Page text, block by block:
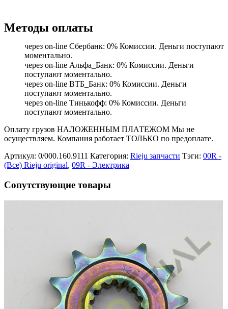
Методы оплаты
через on-line Сбербанк: 0% Комиссии. Деньги поступают
моментально.
через on-line Альфа_Банк: 0% Комиссии. Деньги
поступают моментально.
через on-line ВТБ_Банк: 0% Комиссии. Деньги
поступают моментально.
через on-line Тинькофф: 0% Комиссии. Деньги
поступают моментально.
Оплату грузов НАЛОЖЕННЫМ ПЛАТЕЖОМ Мы не
осуществляем. Компания работает ТОЛЬКО по предоплате.
Артикул: 0/000.160.9111 Категория: Rieju запчасти Тэги: 00R -
(Все) Rieju original, 09R - Электрика
Сопутствующие товары